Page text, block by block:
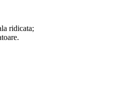
ridicata;